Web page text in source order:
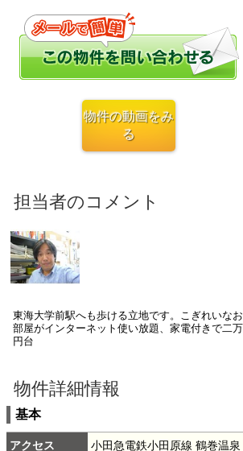
東海大学前駅へも歩ける立地です。こぎれいなお
部屋がインターネット使い放題、家電付きで二万
円台
物件詳細情報
基本
アクセス
小田急電鉄小田原線 鶴巻温泉